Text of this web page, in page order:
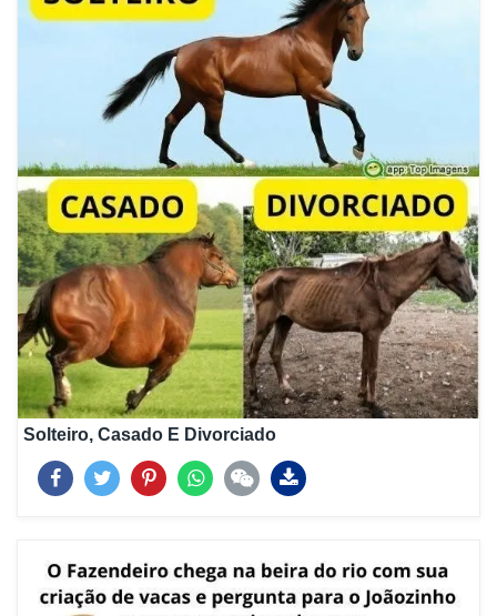
Solteiro, Casado E Divorciado